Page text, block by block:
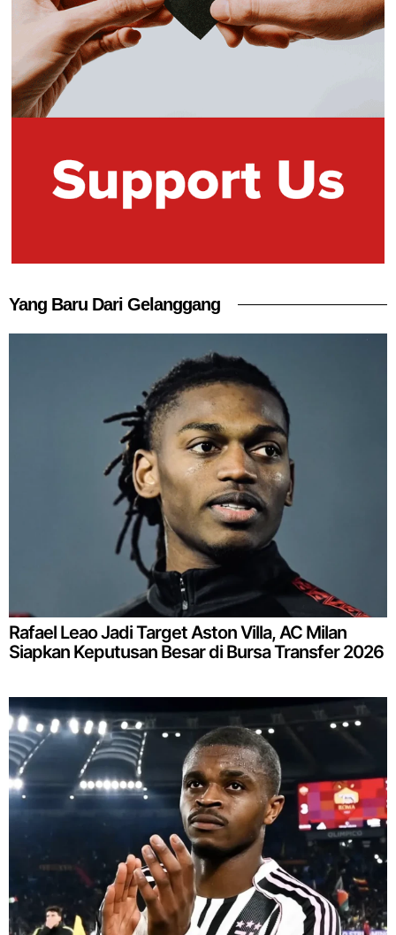
Yang Baru Dari Gelanggang
Rafael Leao Jadi Target Aston Villa, AC Milan
Siapkan Keputusan Besar di Bursa Transfer 2026